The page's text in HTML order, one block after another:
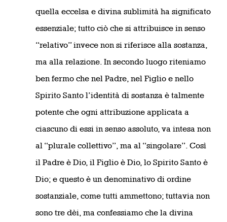
quella eccelsa e divina sublimità ha significato
essenziale; tutto ciò che si attribuisce in senso
“relativo” invece non si riferisce alla sostanza,
ma alla relazione. In secondo luogo riteniamo
ben fermo che nel Padre, nel Figlio e nello
Spirito Santo l’identità di sostanza è talmente
potente che ogni attribuzione applicata a
ciascuno di essi in senso assoluto, va intesa non
al “plurale collettivo”, ma al “singolare”. Così
il Padre è Dio, il Figlio è Dio, lo Spirito Santo è
Dio; e questo è un denominativo di ordine
sostanziale, come tutti ammettono; tuttavia non
sono tre dèi, ma confessiamo che la divina